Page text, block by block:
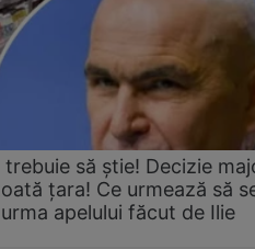
să știe! Decizie
țara! Ce urmează să
apelului făcut de Ilie